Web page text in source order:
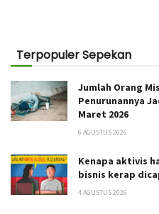
Terpopuler Sepekan
Jumlah Orang
Penurunannya
Maret 2026
6 AGUSTUS 2026
Kenapa aktivis
bisnis kerap
4 AGUSTUS 2026